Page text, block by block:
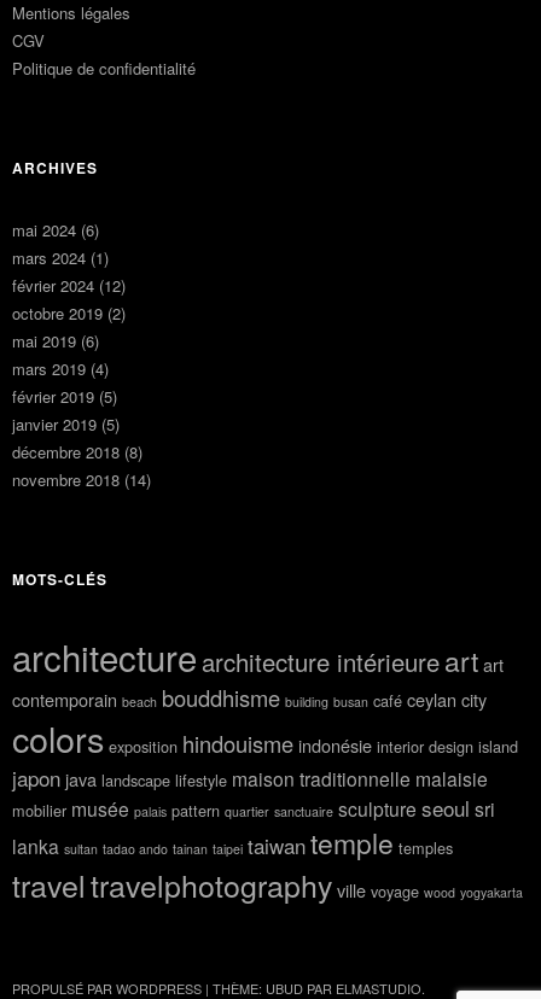
Mentions légales
CGV
Politique de confidentialité
ARCHIVES
mai 2024 (6)
mars 2024 (1)
février 2024 (12)
octobre 2019 (2)
mai 2019 (6)
mars 2019 (4)
février 2019 (5)
janvier 2019 (5)
décembre 2018 (8)
novembre 2018 (14)
MOTS-CLÉS
architecture architecture intérieureartart
contemporain beach bouddhisme building busan café ceylan city
colors exposition hindouisme indonésie interior design island
japon java landscape lifestyle maison traditionnelle malaisie
mobilier musée palais pattern quartier sanctuaire sculpture seoul sri
lanka sultan tadao ando tainan taipei taiwantemple temples
traveltravelphotographyville voyage wood yogyakarta
PROPULSÉ PAR WORDPRESS | THÈME: UBUD PAR ELMASTUDIO